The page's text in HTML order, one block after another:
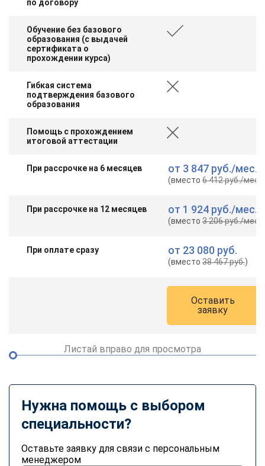
по договору
Обучение без базового
образования (с выдачей
сертификата о
прохождении курса)
Гибкая система
подтверждения базового
образования
Помощь с прохождением
итоговой аттестации
При рассрочке на 6 месяцев от 3 847 руб./мес.
(вместо6 412 руб./мес.
При рассрочке на 12 месяцев от 1 924 руб./мес.
(вместо3 206 руб./мес.
При оплате сразу от 23 080 руб.
(вместо38 467 руб.)
Оставить
заявку
Листай вправо для просмотра
Нужна помощь с выбором
специальности?
Оставьте заявку для связи с персональным
менеджером